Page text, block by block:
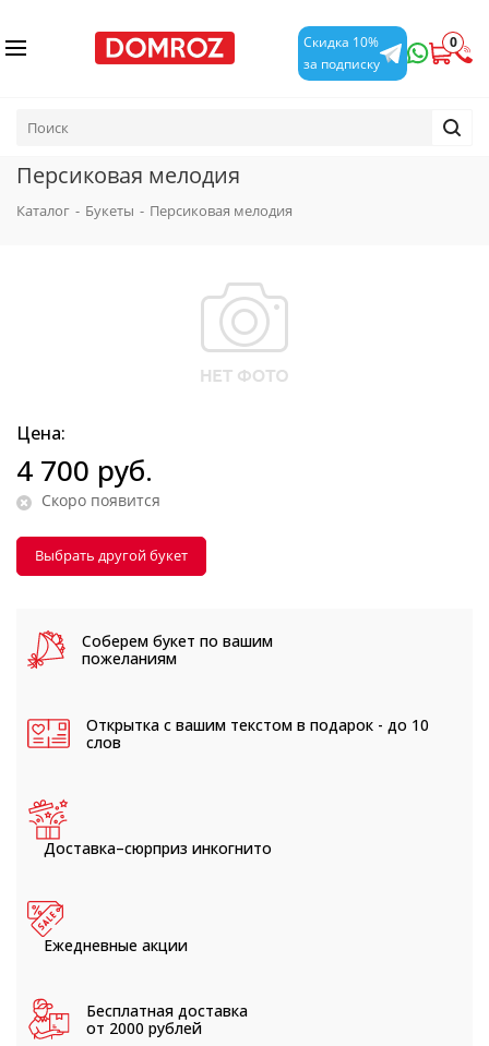
Скидка 10%
за подписку
0
Персиковая мелодия
Каталог - Букеты - Персиковая мелодия
Цена:
4 700 руб.
Скоро появится
Выбрать другой букет
Соберем букет по вашим
пожеланиям
Открытка с вашим текстом в подарок - до 10
слов
Доставка–сюрприз инкогнито
Ежедневные акции
Бесплатная доставка
от 2000 рублей